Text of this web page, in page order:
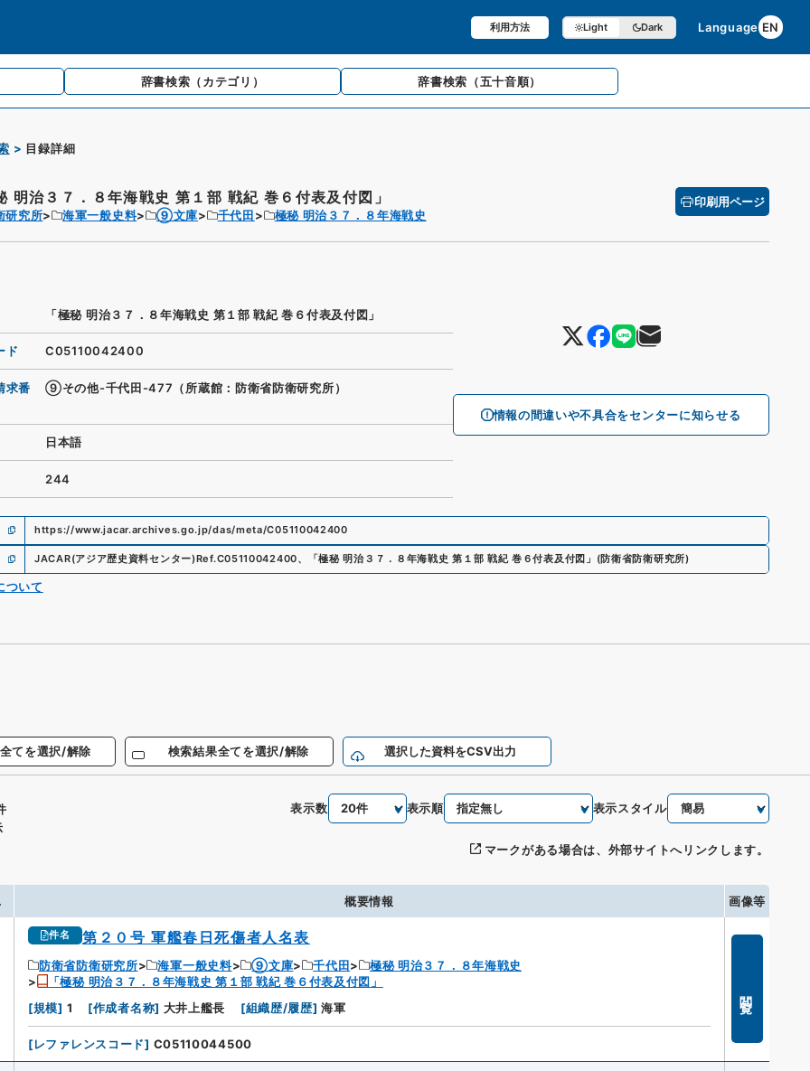
利用方法 Light Dark Language EN
辞書検索 （カテゴリ） 辞書検索 （五十音順）
目録詳細
明治３７．８年海戦史 第１部 戦紀 巻６付表及付図」
研究所 海軍一般史料 ⑨文庫 千代田 極秘 明治３７．８年海戦史
印刷用ページ
情報の間違いや不具合をセンターに知らせる
「極秘 明治３７．８年海戦史 第１部 戦紀 巻６付表及付図」
ド C05110042400
求番 ⑨その他-千代田-477（所蔵館：防衛省防衛研究所）
日本語
244
https://www.jacar.archives.go.jp/das/meta/C05110042400
JACAR(アジア歴史資料センター)Ref.C05110042400、 「極秘 明治３７．８年海戦史 第１部 戦紀 巻６付表及付図」 (防衛省防衛研究所)
ついて
てを選択/解除 検索結果全てを選択/解除 選択した資料をCSV出力
表示数 表示順 表示スタイル
マークがある場合は、外部サイトへリンクします。
概要情報 画像等
件名 第２０号 軍艦春日死傷者人名表
防衛省防衛研究所 海軍一般史料 ⑨文庫 千代田
極秘 明治３７．８年海戦史
「極秘 明治３７．８年海戦史 第１部 戦紀 巻６付表及付図」
[規模] 1 [作成者名称] 大井上艦長 [組織歴/履歴] 海軍
[レファレンスコード] C05110044500